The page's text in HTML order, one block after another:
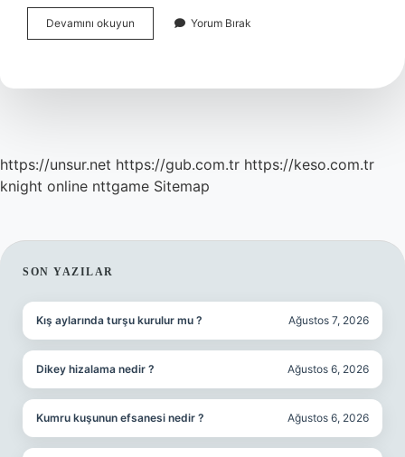
Devamını okuyun Balinalar
Neden
Uyur
Yorum Bırak
https://unsur.net https://gub.com.tr https://keso.com.tr
knight online nttgame Sitemap
SIDEBAR
SON YAZILAR
Kış aylarında turşu kurulur mu ? Ağustos 7, 2026
Dikey hizalama nedir ? Ağustos 6, 2026
Kumru kuşunun efsanesi nedir ? Ağustos 6, 2026